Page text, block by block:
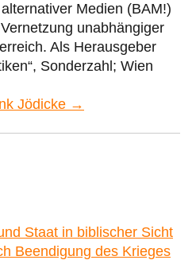
Medien (BAM!)
unabhängiger
Als Herausgeber
Sonderzahl; Wien
Jödicke →
Staat in biblischer Sicht
Beendigung des Krieges